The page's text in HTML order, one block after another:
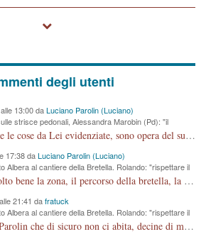
degli utenti
13:00 daLuciano Parolin (Luciano)
strisce pedonali, Alessandra Marobin (Pd): "il
Consigliera Marobin, tutte le cose da Lei evidenziate, sono opera del suo ex Assessore e compagno di Partito Antonio Marco Dalla Pozza Assessore alla "progettazione" di piste ciclabili e altre porcherie. A lui manderei il conto da saldare per incidenti e danni alle persone. E' ora che "finiamola." Avete perso rassegnatevi. qui IL SINDACO RUCCO NON C'ENTRA PER NIENTE. CAPITO!!!!!!!! Amen.
17:38 daLuciano Parolin (Luciano)
Albera al cantiere della Bretella. Rolando: "rispettare il
Caro fratuck, conosco molto bene la zona, il percorso della bretella, la situazione dei cittadini, abito in Viale Trento. A partire dal 2003 ho partecipato al Comitato di Maddalene pro bretella, e a riunioni propositive per apportare modifiche al progetto. Numerose mie foto del territorio sono arrivate a Roma, altri miei interventi (non graditi dalla Sx) sono stati pubblicati dal GdV, assieme ad altri come Ciro Asproso, ora favorevole alla bretella. Ho partecipato alla raccolta firme per la chiusura della strada x 5 giorni eseguita dal Sindaco Hullwech per sforamento 180 Micro/g. Pertanto come impegno per la tematica sono apposto con la coscienza. Ora il Progetto è partito, fine! Voglio dire che la nuova Giunta "comunale" non c'entra più. L'opera sarà "malauguratamente" eseguita, ma non con il mio placet. Il Consigliere Comunale dovrebbe capire che la campagna elettorale è finita, con buona pace di tutti. Quello che invece dovrebbe interessare è la proprietà della strada, dall'uscita autostradale Ovest, sino alla Rotatoria dell'Albara, vi sono tre possessori: Autostrade SpA; La Provincia, il Comune. Come la mettiamo per il futuro ? I costi, da 50 sono saliti a 100 milioni di € come dire 20 milioni a KM (!) da non credere. Comunque si farà. Ma nessuno canti Vittoria, anzi meglio non farne un ulteriore fatto "partitico" per questioni elettorali o di seggio. Se mi manda la sua mail, sono disponibile ad inviare i documenti e le foto sopra descritte. Con ossequi, Luciano Parolin
21:41 dafratuck
Albera al cantiere della Bretella. Rolando: "rispettare il
Non sarà utile a lei dott. Parolin che di sicuro non ci abita, decine di migliaia di TIR, automobili e padroncini che passano quotidianamente per una strada appena rotabile, non è più possibile stendere i panni, attraversare la strada senza rischiare la morte, le case stanno crepando, i tempi sono cambiati e la bretella non passerà assolutamente per maddalene (ma cosa sta a dire?!), dia invece responsabilità a chi ha costruito tagliando la strada che doveva invece terminare a isola vicentina e non al moracchino lasciando Motta di Costabissara ancora in panne di traffico. I tempi sono cambiati dottore e se l'anagrafe della vita stagna nell'essere umano impressioni conservatrici, la società non le considera perchè va avanti, si industrializza e ha bisogno di infrastrutture e di sviluppo. Ultima considerazione, se è geloso di Rolando perchè vede in lui solo campagne politiche mentre si difendono i SOLI diritti dei cittadini, la preghiamo faccia considerazioni più appropriate. Saluti e complimenti per i suoi scritti.